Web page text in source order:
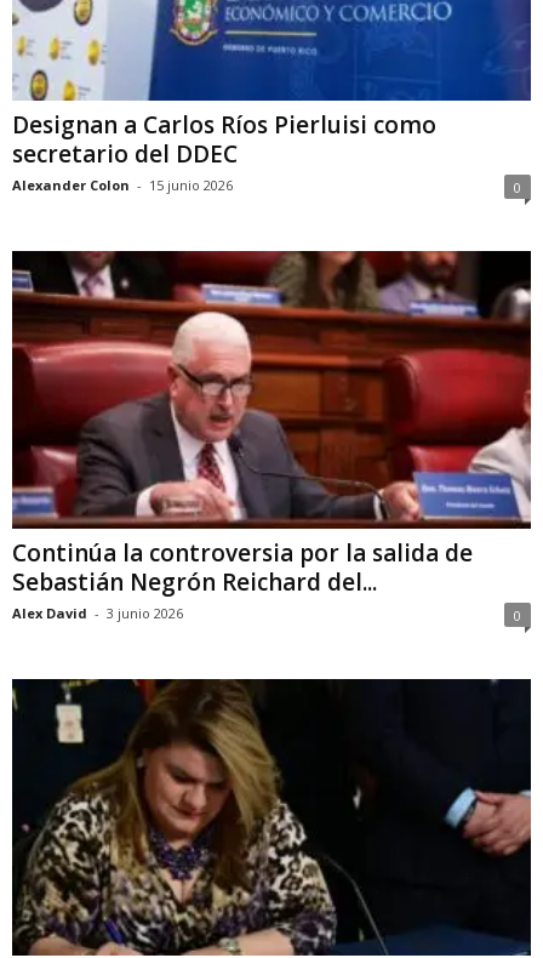
Designan a Carlos Ríos Pierluisi como
secretario del DDEC
Alexander Colon - 15 junio 2026 0
Continúa la controversia por la salida de
Sebastián Negrón Reichard del...
Alex David - 3 junio 2026 0